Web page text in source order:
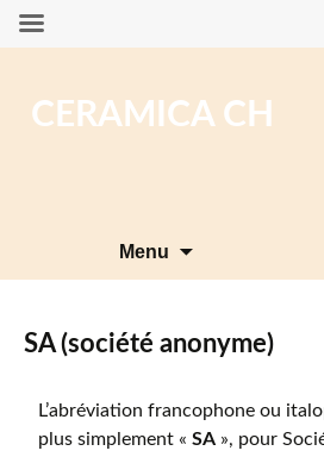
CERAMICA CH
Menu
SA (société anonyme)
L’abréviation francophone ou
plus simplement « SA », pour